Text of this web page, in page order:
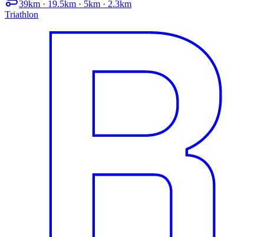
39km · 19.5km · 5km · 2.3km
Triathlon